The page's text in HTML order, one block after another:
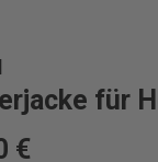
für
€